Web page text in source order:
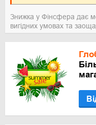
Знижка у Фінсфера дає
вигідних умовах та